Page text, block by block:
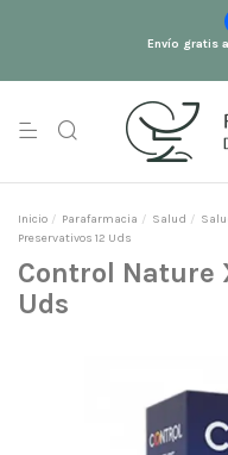
Envío gratis
Inicio Parafarmacia Salud
Preservativos 12 Uds
Control Nature
Uds